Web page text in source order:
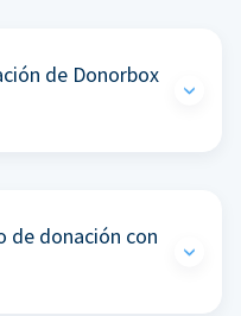
de Donorbox
de donación con